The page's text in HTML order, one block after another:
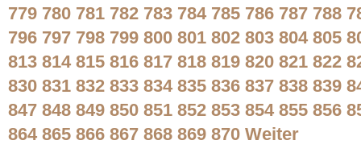
779 780 781 782 783 784 785 786 787 788
796 797 798 799 800 801 802 803 804 805
813 814 815 816 817 818 819 820 821 822
830 831 832 833 834 835 836 837 838 839
847 848 849 850 851 852 853 854 855 856
864 865 866 867 868 869 870 Weiter